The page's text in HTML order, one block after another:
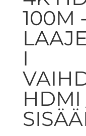
100M -
I
HDMI